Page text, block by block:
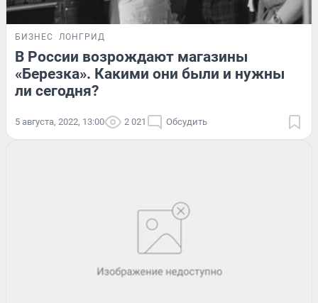
БИЗНЕС ЛОНГРИД
В России возрождают магазины
«Березка». Какими они были и нужны
ли сегодня?
5 августа, 2022, 13:00 2 021 Обсудить